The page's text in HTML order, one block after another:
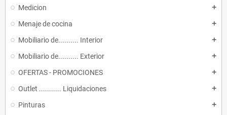
Medicion add
Menaje de cocina add
Mobiliario de.......... Interior add
Mobiliario de.......... Exterior add
OFERTAS - PROMOCIONES add
Outlet ........... Liquidaciones add
Pinturas add